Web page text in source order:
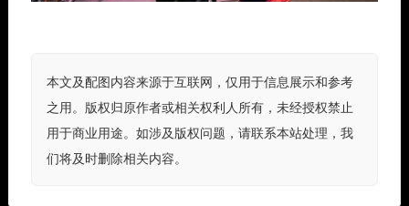
本文及配图内容来源于互联网，仅用于信息展示和参考
之用。版权归原作者或相关权利人所有，未经授权禁止
用于商业用途。如涉及版权问题，请联系本站处理，我
们将及时删除相关内容。